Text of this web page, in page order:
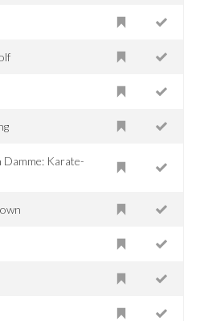
Damme: Karate-